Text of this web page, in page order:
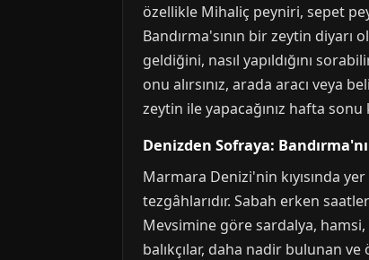
özellikle Mihaliç peyniri, sepet
Bandırma'sının bir zeytin
geldiğini, nasıl yapıldığını
onu alırsınız, arada aracı veya
zeytin ile yapacağınız hafta
Denizden Sofraya:
Marmara Denizi'nin kıyısında
tezgâhlarıdır. Sabah erken
Mevsimine göre sardalya,
balıkçılar, daha nadir bulunan